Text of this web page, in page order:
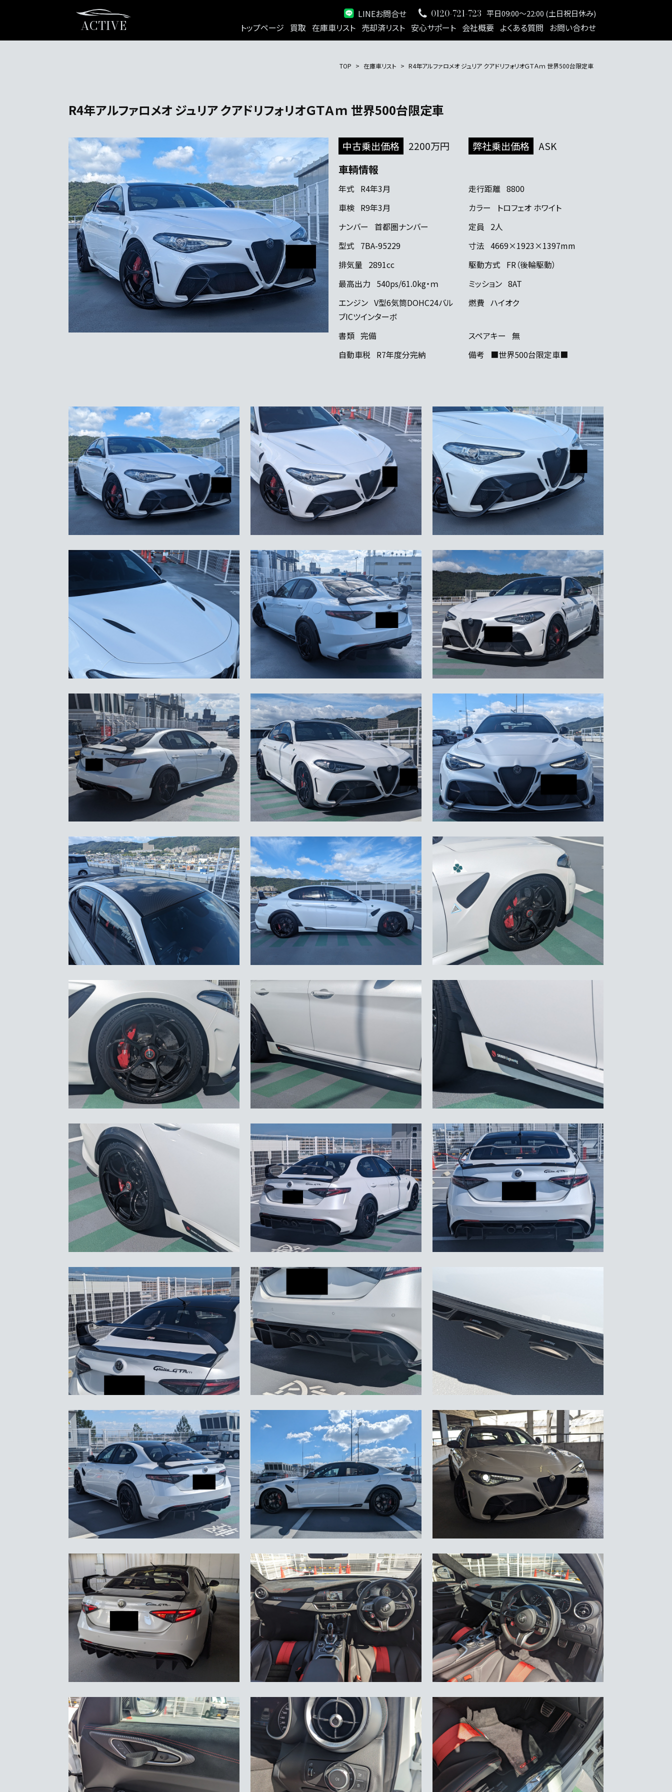
ACTIVE
LINEお問合せ 0120-721-723 平日09:00～22:00 (土日祝日休み)
トップページ 買取 在庫車リスト 売却済リスト 安心サポート 会社概要 よくある質問 お問い合わせ
TOP 在庫車リスト R4年アルファロメオ ジュリア クアドリフォリオＧＴＡｍ 世界500台限定車
R4年アルファロメオ ジュリア クアドリフォリオＧＴＡｍ 世界500台限定車
中古乗出価格 2200万円 弊社乗出価格 ASK
車輌情報
年式 R4年3月 走行距離 8800
車検 R9年3月 カラー
トロフェオ ホワイト
ナンバー 首都圏ナンバー 定員
2人
型式 7BA-95229 寸法 4669×1923×1397mm
排気量 2891cc 駆動方式 FR（後輪駆動）
最高出力 540ps/61.0kg・ｍ ミッション 8AT
エンジン V型6気筒DOHC24バル
ブICツインターボ
燃費 ハイオク
書類 完備 スペアキー 無
自動車税 R7年度分完納 備考 ■世界500台限定車■